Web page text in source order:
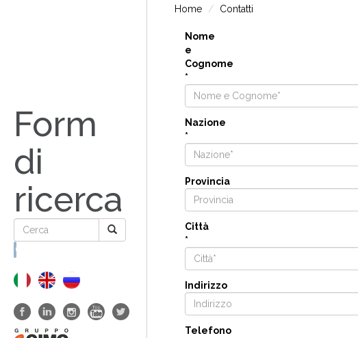
Form
di
ricerca
Cerca
Home Contatti
Nome
e
Cognome
*
Nazione
*
Provincia
Città
*
Indirizzo
Telefono